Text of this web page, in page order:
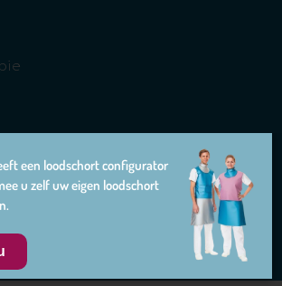
een loodschort configurator
u zelf uw eigen loodschort